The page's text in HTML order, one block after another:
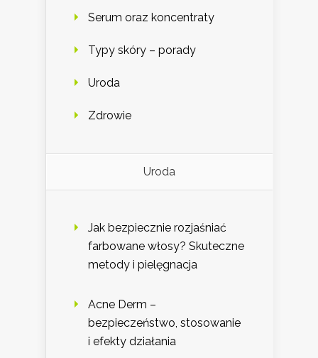
Serum oraz koncentraty
Typy skóry – porady
Uroda
Zdrowie
Uroda
Jak bezpiecznie rozjaśniać
farbowane włosy? Skuteczne
metody i pielęgnacja
Acne Derm –
bezpieczeństwo, stosowanie
i efekty działania